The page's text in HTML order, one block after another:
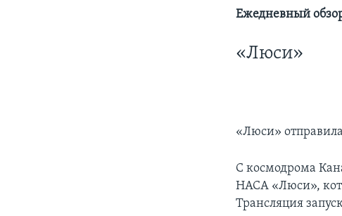
Ежедневный
«Люси»
«Люси»
С космодрома
НАСА «Люси»,
Трансляция